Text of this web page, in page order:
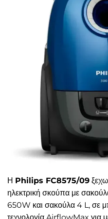
Η Philips FC8575/09
ηλεκτρική σκούπα με
650W και σακούλα 4 L, σε
τεχνολογία AirflowMax για